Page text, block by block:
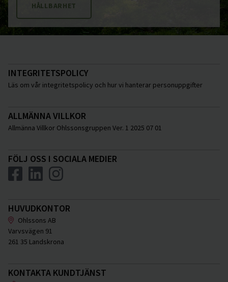
HÅLLBARHET
INTEGRITETSPOLICY
Läs om vår integritetspolicy och hur vi hanterar personuppgifter
ALLMÄNNA VILLKOR
Allmänna Villkor Ohlssonsgruppen Ver. 1 2025 07 01
FÖLJ OSS I SOCIALA MEDIER
HUVUDKONTOR
Ohlssons AB
Varvsvägen 91
261 35 Landskrona
KONTAKTA KUNDTJÄNST